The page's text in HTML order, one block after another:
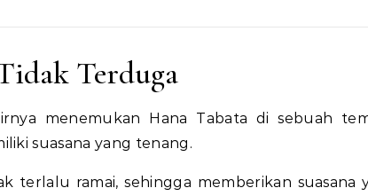
Terduga
menemukan Hana Tabata di sebuah
suasana yang tenang.
terlalu ramai, sehingga memberikan suasana